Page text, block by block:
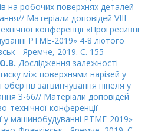
на робочих поверхнях деталей
Матеріали доповідей VIII
конференції «Прогресивні
PTME-2019» 4-8 лютого
- Яремче, 2019. С. 155
Дослідження залежності
між поверхнями нарізей у
обертів загвинчування ніпеля у
З-66// Матеріали доповідей
технічної конференції
у машинобудуванні PTME-2019»